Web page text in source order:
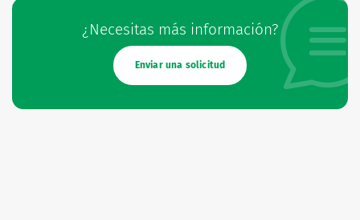
¿Necesitas más información?
Enviar una solicitud